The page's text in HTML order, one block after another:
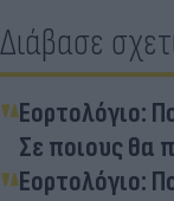
Διάβασε
Εορτολόγιο:
Σε ποιους θα
Εορτολόγιο: